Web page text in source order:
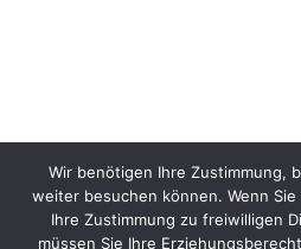
Wir benötigen Ihre Zustimmung,
weiter besuchen können. Wenn
Ihre Zustimmung zu freiwilligen
müssen Sie Ihre